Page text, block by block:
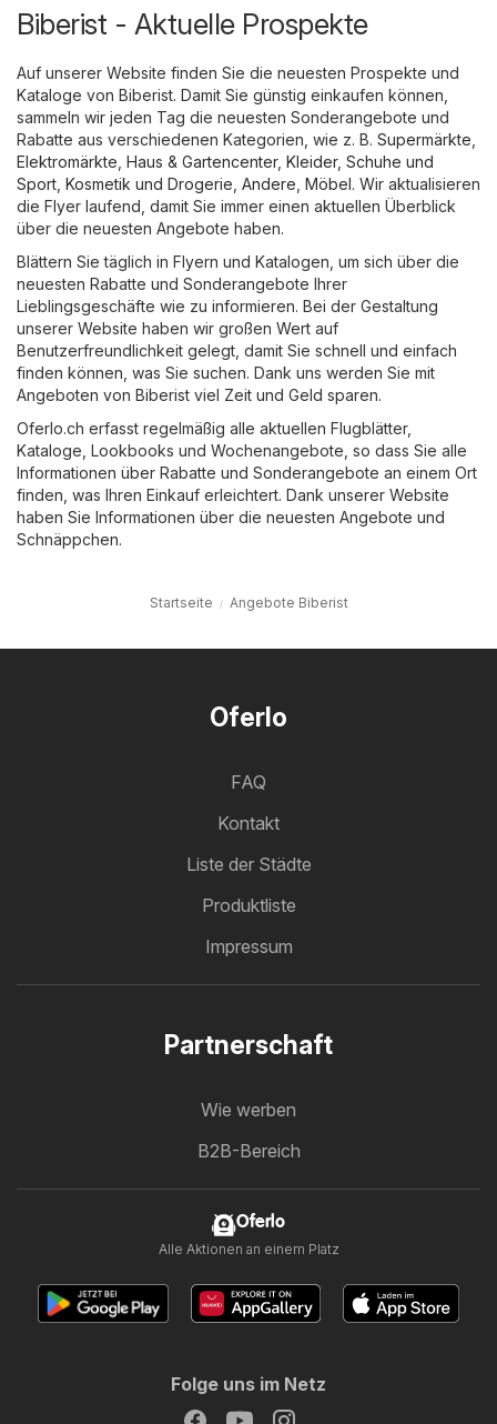
Biberist - Aktuelle Prospekte
Auf unserer Website finden Sie die neuesten Prospekte und
Kataloge von Biberist. Damit Sie günstig einkaufen können,
sammeln wir jeden Tag die neuesten Sonderangebote und
Rabatte aus verschiedenen Kategorien, wie z. B. Supermärkte
Elektromärkte Haus & Gartencenter, Kleider, Schuhe und
Sport Kosmetik und Drogerie Andere Möbel. Wir aktualisieren
die Flyer laufend, damit Sie immer einen aktuellen Überblick
über die neuesten Angebote haben.
Blättern Sie täglich in Flyern und Katalogen, um sich über die
neuesten Rabatte und Sonderangebote Ihrer
Lieblingsgeschäfte wie zu informieren. Bei der Gestaltung
unserer Website haben wir großen Wert auf
Benutzerfreundlichkeit gelegt, damit Sie schnell und einfach
finden können, was Sie suchen. Dank uns werden Sie mit
Angeboten von Biberist viel Zeit und Geld sparen.
Oferlo.ch erfasst regelmäßig alle aktuellen Flugblätter,
Kataloge, Lookbooks und Wochenangebote, so dass Sie alle
Informationen über Rabatte und Sonderangebote an einem Ort
finden, was Ihren Einkauf erleichtert. Dank unserer Website
haben Sie Informationen über die neuesten Angebote und
Schnäppchen.
Startseite Angebote Biberist
Oferlo
FAQ
Kontakt
Liste der Städte
Produktliste
Impressum
Partnerschaft
Wie werben
B2B-Bereich
Oferlo
Alle Aktionen an einem Platz
Folge uns im Netz